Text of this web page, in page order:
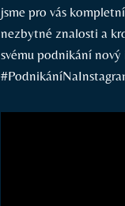
jsme pro vás
nezbytné znalosti a
svému podnikání